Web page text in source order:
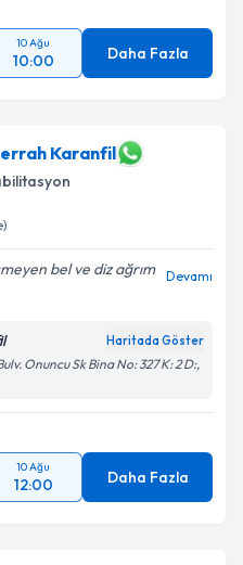
kabul ediyorum.
Gönder
10 Ağu
10:00 Daha Fazla
Karanfil
bel ve diz ağrım
Devamı
Haritada Göster
Onuncu Sk Bina No: 327 K: 2 D:,
10 Ağu
12:00 Daha Fazla